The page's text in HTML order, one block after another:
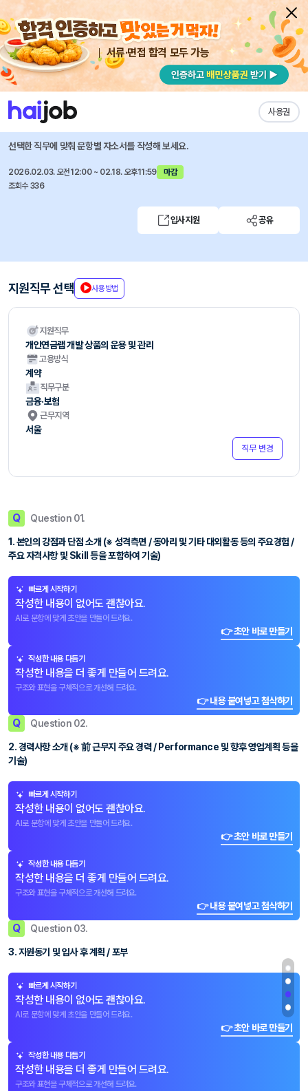
서류·면접 합격 모두 가능
사용권
채용공고 자소서 자유항목 자소서 내 작성목록
하나증권 즐겨찾기
랩운용실 경력직 채용
선택한 직무에 맞춰 문항별 자소서를 작성해 보세요.
2026.02.03. 오전12:00 ~ 02.18. 오후11:59
마감
조회수 336
입사지원 공유
지원직무 선택 사용방법
지원직무
개인연금랩 개발 상품의 운용 및 관리
고용방식
계약
직무구분
금융·보험
근무지역
서울
직무 변경
Q Question 01.
1. 본인의 강점과 단점 소개 (※ 성격측면 / 동아리 및 기타 대외활동 등의 주요경험 /
주요 자격사항 및 Skill 등을 포함하여 기술)
빠르게 시작하기
작성한 내용이 없어도 괜찮아요.
AI로 문항에 맞게 초안을 만들어 드려요.
👉 초안 바로 만들기
작성한 내용 다듬기
작성한 내용을 더 좋게 만들어 드려요.
구조와 표현을 구체적으로 개선해 드려요.
👉 내용 붙여넣고 첨삭하기
Q Question 02.
2. 경력사항 소개 (※ 前 근무지 주요 경력 / Performance 및 향후 영업계획 등을
기술)
빠르게 시작하기
작성한 내용이 없어도 괜찮아요.
AI로 문항에 맞게 초안을 만들어 드려요.
👉 초안 바로 만들기
작성한 내용 다듬기
작성한 내용을 더 좋게 만들어 드려요.
구조와 표현을 구체적으로 개선해 드려요.
👉 내용 붙여넣고 첨삭하기
Q Question 03.
3. 지원동기 및 입사 후 계획 / 포부
빠르게 시작하기
작성한 내용이 없어도 괜찮아요.
AI로 문항에 맞게 초안을 만들어 드려요.
👉 초안 바로 만들기
작성한 내용 다듬기
작성한 내용을 더 좋게 만들어 드려요.
구조와 표현을 구체적으로 개선해 드려요.